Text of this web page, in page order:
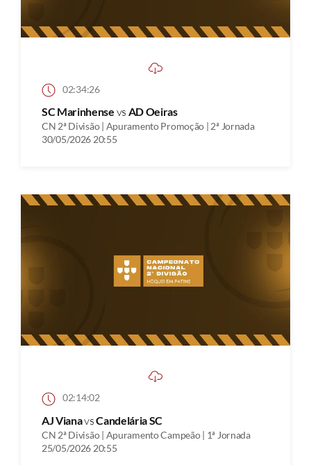
02:34:26
SC Marinhense vs AD Oeiras
CN 2ª Divisão | Apuramento Promoção | 2ª Jornada
30/05/2026 20:55
02:14:02
AJ VianavsCandelária SC
CN 2ª Divisão | Apuramento Campeão | 1ª Jornada
25/05/2026 20:55